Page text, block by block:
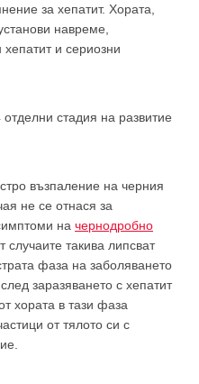
за хепатит. Хората,
навреме,
и сериозни
стадия на развитие
възпаление на черния
не се отнася за
на чернодробно
случаите такива липсват
фаза на заболяването
заразяването с хепатит
хората в тази фаза
от тялото си с